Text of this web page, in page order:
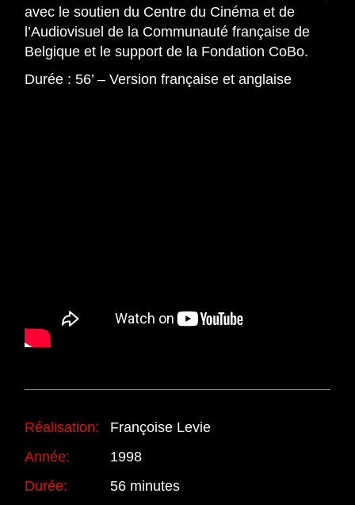
avec le soutien du Centre du Cinéma et de
l’Audiovisuel de la Communauté française de
Belgique et le support de la Fondation CoBo.
Durée : 56’ – Version française et anglaise
Réalisation:
Françoise Levie
Année:
1998
Durée:
56 minutes